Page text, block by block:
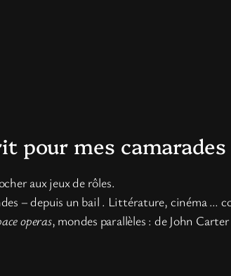
pour mes
aux jeux de rôles.
– depuis un bail . Littérature, cinéma …
operas, mondes parallèles : de John